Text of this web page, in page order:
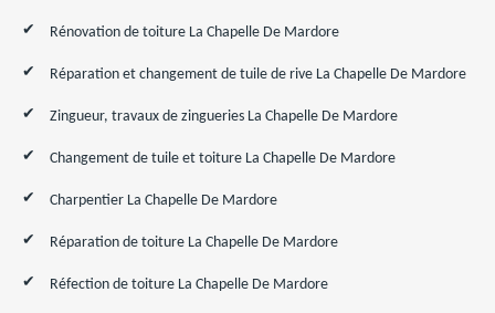
Rénovation de toiture La Chapelle De Mardore
Réparation et changement de tuile de rive La Chapelle De Mardore
Zingueur, travaux de zingueries La Chapelle De Mardore
Changement de tuile et toiture La Chapelle De Mardore
Charpentier La Chapelle De Mardore
Réparation de toiture La Chapelle De Mardore
Réfection de toiture La Chapelle De Mardore